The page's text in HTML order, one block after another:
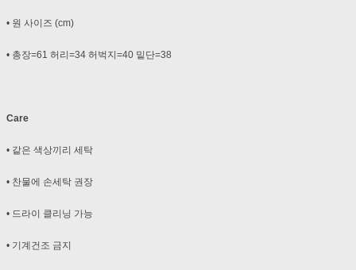
• 원 사이즈 (cm)
• 총장=61 허리=34 허벅지=40 밑단=38
Care
• 같은 색상끼리 세탁
• 찬물에 손세탁 권장
• 드라이 클리닝 가능
• 기계건조 금지